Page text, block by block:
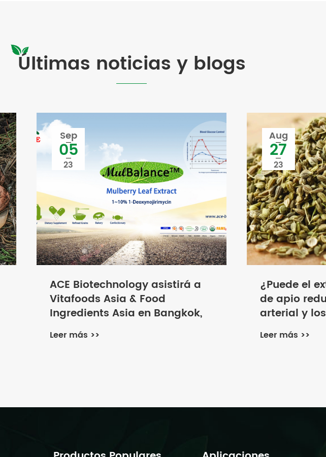
Últimas noticias y blogs
Sep
05
23
ACE Biotechnology asistirá a
Vitafoods Asia & Food
Ingredients Asia en Bangkok,
Tailandia, del 20 al 22 de
septiembre de 2023
Leer más >>
Aug
27
23
¿Puede el
de apio
arterial y
colesterol?
Leer más >>